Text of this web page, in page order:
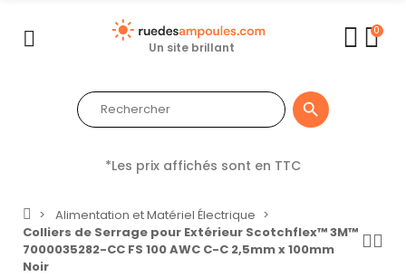
Un site brillant
0

*Les prix affichés sont en TTC
Alimentation et Matériel Électrique
Colliers de Serrage pour Extérieur Scotchflex™ 3M™
7000035282-CC FS 100 AWC C-C 2,5mm x 100mm
Noir